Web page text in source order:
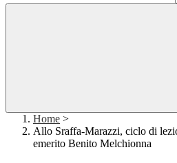
Home >
Allo Sraffa-Marazzi, ciclo di
emerito Benito Melchionna